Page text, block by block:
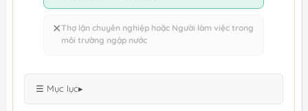
✕Thợ lặn chuyên nghiệp hoặc Người làm việc trong
môi trường ngập nước
☰ Mục lục▸